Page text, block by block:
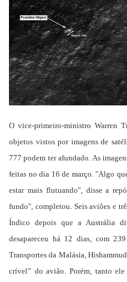
O vice-primeiro-ministro Warren
objetos vistos por imagens de
777 podem ter afundado. As
feitas no dia 16 de março. "Algo
estar mais flutuando", disse a
fundo", completou. Seis aviões e
Índico depois que a Austrália
desapareceu há 12 dias, com
Transportes da Malásia,
crível” do avião. Porém, tanto